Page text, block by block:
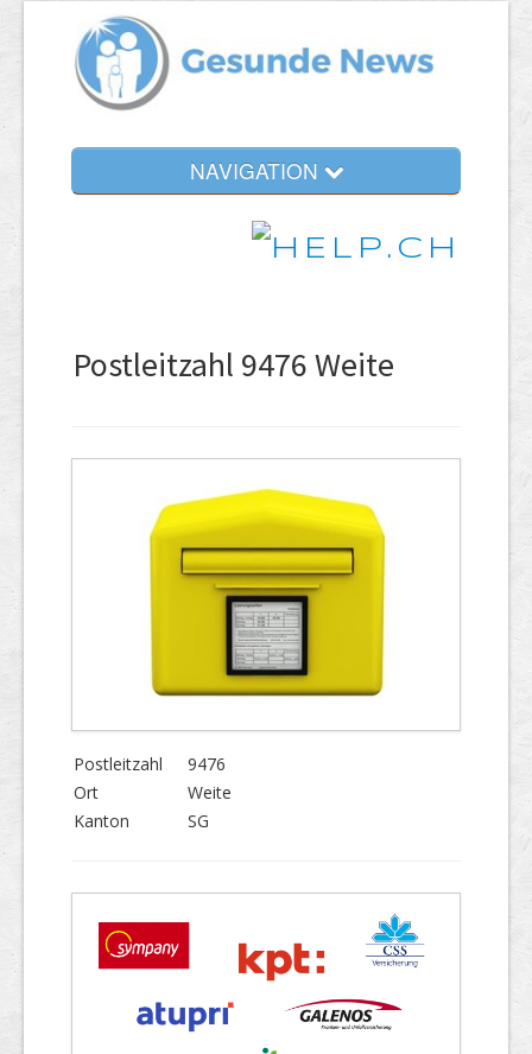
NAVIGATION
Postleitzahl 9476 Weite
Postleitzahl
9476
Ort
Weite
Kanton
SG